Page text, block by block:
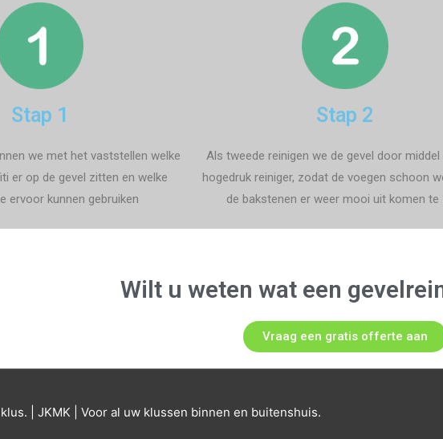
Stap 1
we met het vaststellen welke
er op de gevel zitten en welke
ervoor kunnen gebruiken
Stap 2
Als tweede reinigen we de gevel door middel
hogedruk reiniger, zodat de voegen schoon
de bakstenen er weer mooi uit komen te
Wilt u weten wat een
Vraag een gratis offerte aan
| JKMK | Voor al uw klussen binnen en buitenshuis.